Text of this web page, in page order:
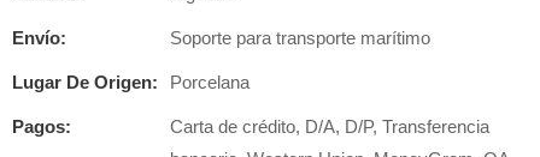
Envío: Soporte para transporte marítimo
Lugar De Origen: Porcelana
Pagos:
Carta de crédito, D/A, D/P, Transferencia